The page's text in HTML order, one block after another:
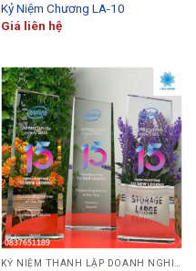
Kỷ Niệm Chương LA-10
Giá liên hệ